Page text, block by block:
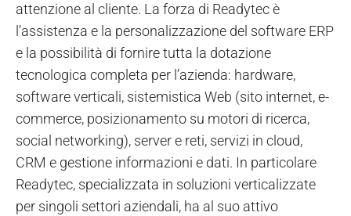
attenzione al cliente. La forza di Readytec è
l’assistenza e la personalizzazione del software ERP
e la possibilità di fornire tutta la dotazione
tecnologica completa per l’azienda: hardware,
software verticali, sistemistica Web (sito internet, e-
commerce, posizionamento su motori di ricerca,
social networking), server e reti, servizi in cloud,
CRM e gestione informazioni e dati. In particolare
Readytec, specializzata in soluzioni verticalizzate
per singoli settori aziendali, ha al suo attivo